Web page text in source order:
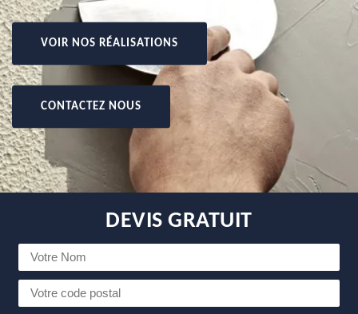
VOIR NOS RÉALISATIONS
CONTACTEZ NOUS
DEVIS GRATUIT